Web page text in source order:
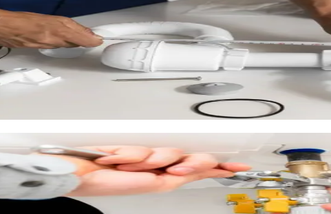
(douche à l'italienne, double vasque, WC suspendu)
dans les constructions neuves
mitigeurs
(salle d'eau, buanderie)
constatons parfois des installations standardisées qui ne
de prises d'eau, ajout de points de raccordement, installation
. Nous vous remettons un devis détaillé et
à Baillargues
dans l'ensemble de l'agglomération montpelliéraine. Ce
Sans entretien, votre ballon perd en efficacité et risque